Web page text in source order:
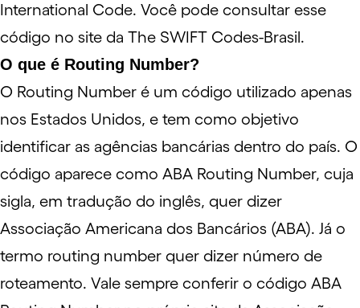
International Code. Você pode consultar esse
código no site da The SWIFT Codes-Brasil.
O que é Routing Number?
O Routing Number é um código utilizado apenas
nos Estados Unidos, e tem como objetivo
identificar as agências bancárias dentro do país. O
código aparece como ABA Routing Number, cuja
sigla, em tradução do inglês, quer dizer
Associação Americana dos Bancários (ABA). Já o
termo routing number quer dizer número de
roteamento. Vale sempre conferir o código ABA